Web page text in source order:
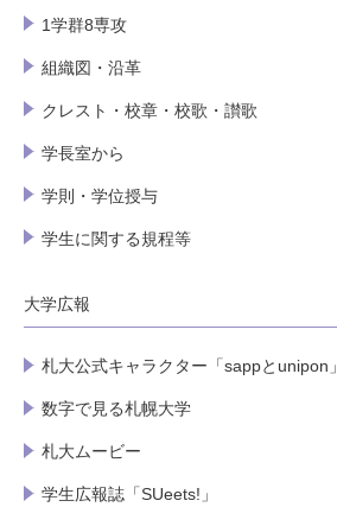
1学群8専攻
組織図・沿革
クレスト・校章・校歌・讃歌
学長室から
学則・学位授与
学生に関する規程等
大学広報
札大公式キャラクター「sappとunipon」
数字で見る札幌大学
札大ムービー
学生広報誌「SUeets!」